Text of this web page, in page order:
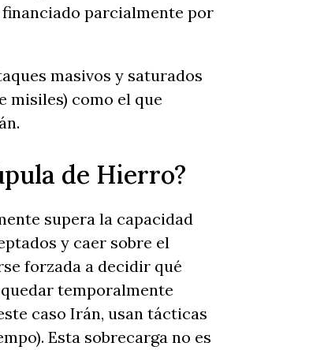
parcialmente por
masivos y saturados
misiles) como el que
de Hierro?
supera la capacidad
y caer sobre el
forzada a decidir qué
temporalmente
caso Irán, usan tácticas
Esta sobrecarga no es